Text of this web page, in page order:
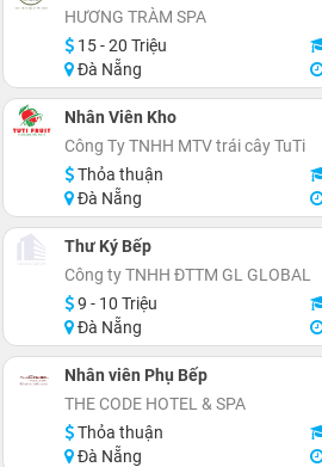
HƯƠNG TRÀM SPA
15 - 20 Triệu
Đà Nẵng
Nhân Viên Kho
Công Ty TNHH MTV trái cây TuTi
Thỏa thuận
Đà Nẵng
Thư Ký Bếp
Công ty TNHH ĐTTM GL GLOBAL
9 - 10 Triệu
Đà Nẵng
Nhân viên Phụ Bếp
THE CODE HOTEL & SPA
Thỏa thuận
Đà Nẵng